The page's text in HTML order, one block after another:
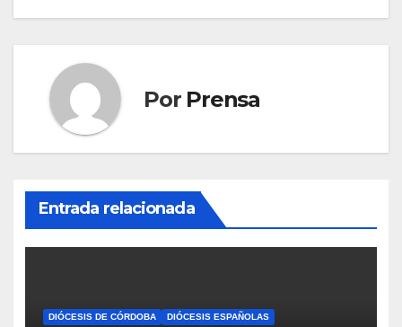
Por Prensa
Entrada relacionada
DIÓCESIS DE CÓRDOBA DIÓCESIS ESPAÑOLAS